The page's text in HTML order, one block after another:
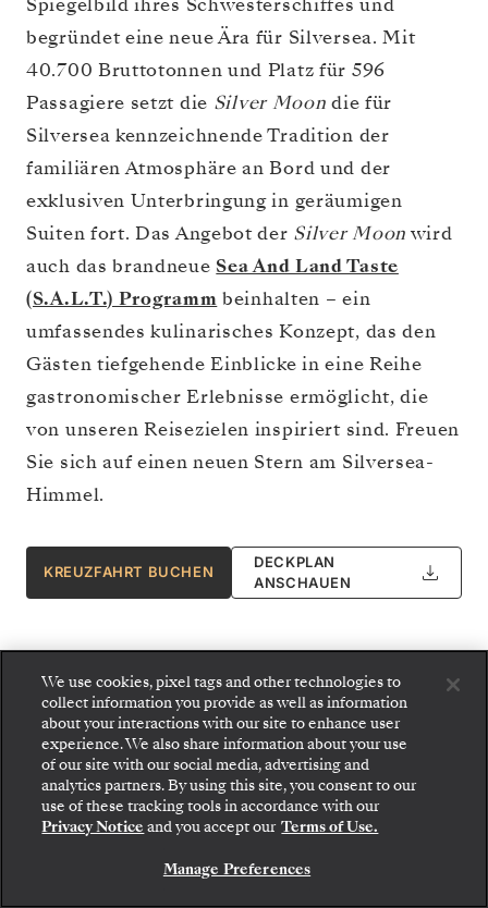
begründet eine neue Ära für Silversea. Mit
40.700 Bruttotonnen und Platz für 596
Passagiere setzt die Silver Moondie für
Silversea kennzeichnende Tradition der
familiären Atmosphäre an Bord und der
exklusiven Unterbringung in geräumigen
Suiten fort. Das Angebot der Silver Moon wird
auch das brandneue Sea And Land Taste
(S.A.L.T.) Programm beinhalten – ein
umfassendes kulinarisches Konzept, das den
Gästen tiefgehende Einblicke in eine Reihe
gastronomischer Erlebnisse ermöglicht, die
von unseren Reisezielen inspiriert sind. Freuen
Sie sich auf einen neuen Stern am Silversea-
Himmel.
KREUZFAHRT BUCHEN
DECKPLAN
ANSCHAUEN
We use cookies, pixel tags and other technologies to
collect information you provide as well as information
about your interactions with our site to enhance user
experience. We also share information about your use
of our site with our social media, advertising and
analytics partners. By using this site, you consent to our
use of these tracking tools in accordance with our
Privacy Notice and you accept our Terms of Use.
Manage Preferences